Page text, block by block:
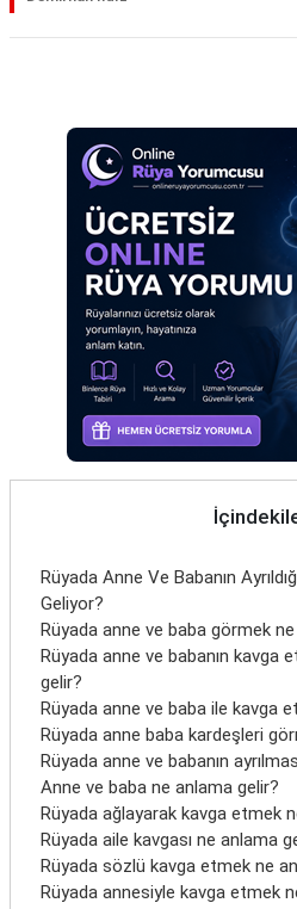
Rüyada Anne Ve Babanın
Geliyor?
Rüyada anne ve baba görmek
Rüyada anne ve babanın kavga
gelir?
Rüyada anne ve baba ile kavga
Rüyada anne baba kardeşleri
Rüyada anne ve babanın
Anne ve baba ne anlama gelir?
Rüyada ağlayarak kavga etmek
Rüyada aile kavgası ne anlama
Rüyada sözlü kavga etmek ne
Rüyada annesiyle kavga etmek